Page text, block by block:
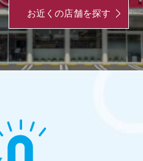
お近くの店舗を探す